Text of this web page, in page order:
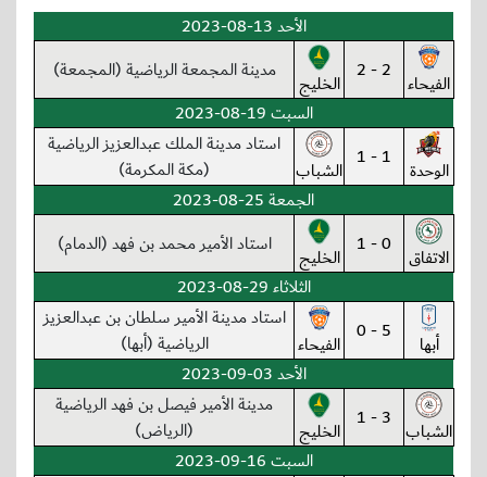
الأحد 13-08-2023
الفيحاء 2 - 2 الخليج
مدينة المجمعة الرياضية (المجمعة)
السبت 19-08-2023
الوحدة 1 - 1 الشباب
استاد مدينة الملك عبدالعزيز الرياضية
(مكة المكرمة)
الجمعة 25-08-2023
الاتفاق 0 - 1 الخليج
استاد الأمير محمد بن فهد (الدمام)
الثلاثاء 29-08-2023
أبها 5 - 0 الفيحاء
استاد مدينة الأمير سلطان بن عبدالعزيز
الرياضية (أبها)
الأحد 03-09-2023
الشباب 3 - 1 الخليج
مدينة الأمير فيصل بن فهد الرياضية
(الرياض)
السبت 16-09-2023